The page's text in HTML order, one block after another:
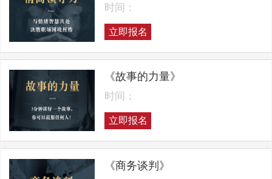
时间：
立即报名
《故事的力量》
时间：
立即报名
《商务谈判》